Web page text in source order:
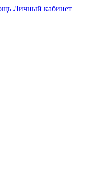
Личный кабинет